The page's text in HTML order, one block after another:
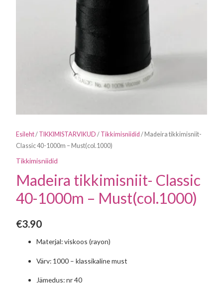
Esileht/ TIKKIMISTARVIKUD / Tikkimisniidid / Madeira tikkimisniit-
Classic 40-1000m – Must(col.1000)
Tikkimisniidid
Madeira tikkimisniit- Classic
40-1000m – Must(col.1000)
€3.90
Materjal: viskoos (rayon)
Värv: 1000 – klassikaline must
Jämedus: nr 40